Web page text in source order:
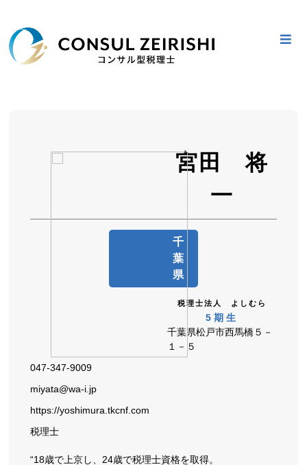
content
定を受けた全国の税理士リス
よう
WordPress site
宮田 将
一
千
葉
県
税理士法人 よしむら
5期生
千葉県松戸市西馬橋５－
１－５
047-347-9009
miyata@wa-i.jp
https://yoshimura.tkcnf.com
税理士
“18歳で上京し、24歳で税理士資格を取得。